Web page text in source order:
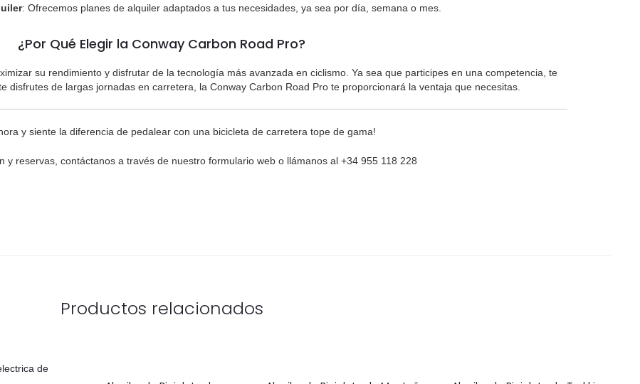
: Ofrecemos planes de alquiler adaptados a tus necesidades, ya sea por día, semana o mes.
¿Por Qué Elegir la Conway Carbon Road Pro?
su rendimiento y disfrutar de la tecnología más avanzada en ciclismo. Ya sea que participes en una competencia, te
disfrutes de largas jornadas en carretera, la Conway Carbon Road Pro te proporcionará la ventaja que necesitas.
y siente la diferencia de pedalear con una bicicleta de carretera tope de gama!
y reservas, contáctanos a través de nuestro formulario web o llámanos al +34 955 118 228
Productos relacionados